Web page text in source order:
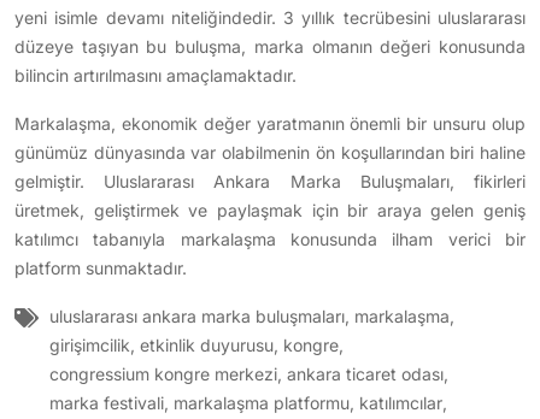
yeni isimle devamı niteliğindedir. 3 yıllık tecrübesini uluslararası
düzeye taşıyan bu buluşma, marka olmanın değeri konusunda
bilincin artırılmasını amaçlamaktadır.
Markalaşma, ekonomik değer yaratmanın önemli bir unsuru olup
günümüz dünyasında var olabilmenin ön koşullarından biri haline
gelmiştir. Uluslararası Ankara Marka Buluşmaları, fikirleri
üretmek, geliştirmek ve paylaşmak için bir araya gelen geniş
katılımcı tabanıyla markalaşma konusunda ilham verici bir
platform sunmaktadır.
uluslararası ankara marka buluşmaları, markalaşma,
girişimcilik, etkinlik duyurusu, kongre,
congressium kongre merkezi, ankara ticaret odası,
marka festivali, markalaşma platformu, katılımcılar,